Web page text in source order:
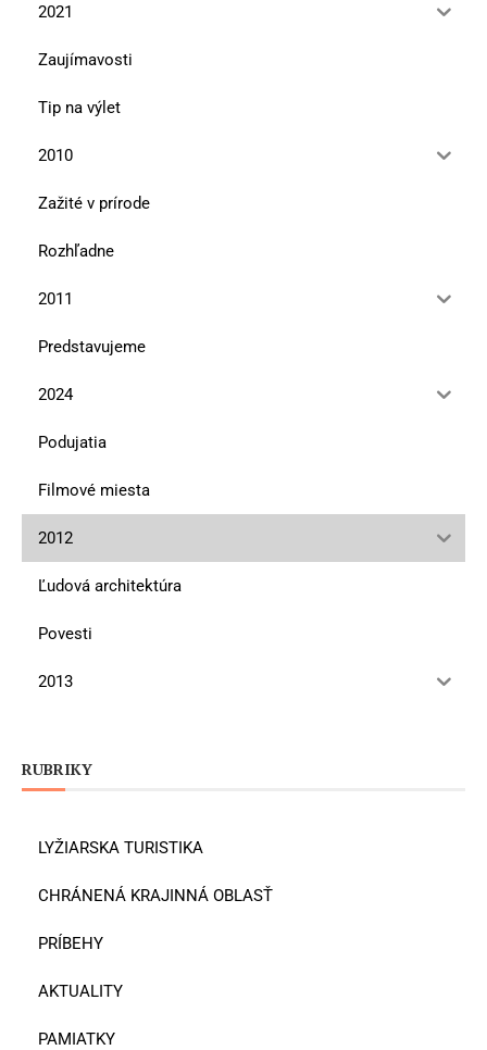
2021
Zaujímavosti
Tip na výlet
2010
Zažité v prírode
Rozhľadne
2011
Predstavujeme
2024
Podujatia
Filmové miesta
2012
Ľudová architektúra
Povesti
2013
RUBRIKY
LYŽIARSKA TURISTIKA
CHRÁNENÁ KRAJINNÁ OBLASŤ
PRÍBEHY
AKTUALITY
PAMIATKY